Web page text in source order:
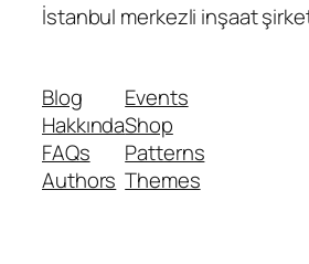
İstanbul merkezli inşaat
Blog
Hakkında
FAQs
Authors
Events
Shop
Patterns
Themes